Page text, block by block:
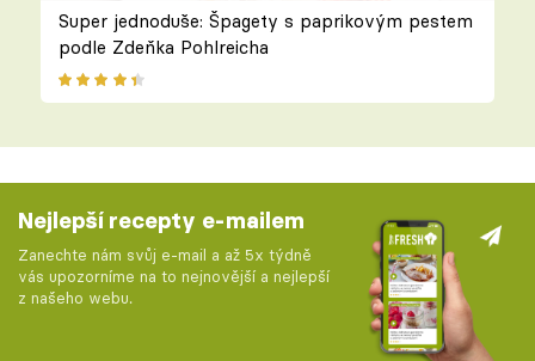
Super jednoduše: Špagety s paprikovým pestem
podle Zdeňka Pohlreicha
Nejlepší recepty e-mailem
Zanechte nám svůj e-mail a až 5x týdně
vás upozorníme na to nejnovější a nejlepší
z našeho webu.